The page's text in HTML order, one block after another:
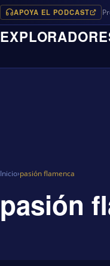
APOYA EL PODCAST
Inicio›pasión flamenca
pasión